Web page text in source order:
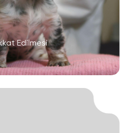
Edilmesi